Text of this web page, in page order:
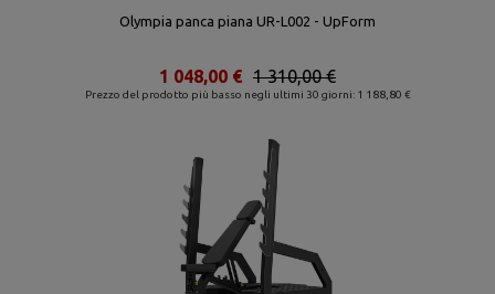
Olympia panca piana UR-L002 - UpForm
Prezzo del prodotto più basso negli ultimi 30 giorni: 1 188,80 €
1 310,00 €
1 048,00 €